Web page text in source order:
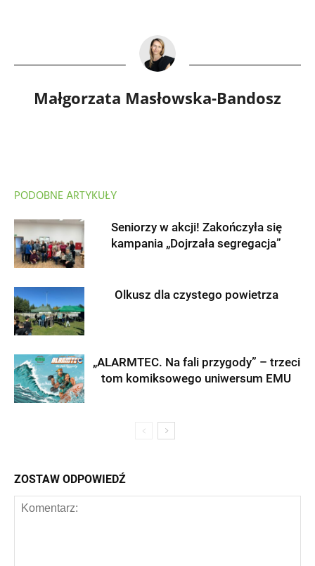
Małgorzata Masłowska-Bandosz
PODOBNE ARTYKUŁY
Seniorzy w akcji! Zakończyła się
kampania „Dojrzała segregacja”
Olkusz dla czystego powietrza
„ALARMTEC. Na fali przygody” – trzeci
tom komiksowego uniwersum EMU
ZOSTAW ODPOWIEDŹ